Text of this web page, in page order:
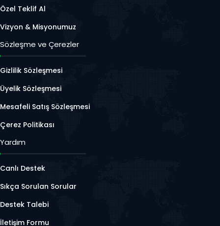
Özel Teklif Al
Vizyon & Misyonumuz
Sözleşme ve Çerezler
Gizlilik Sözleşmesi
Üyelik Sözleşmesi
Mesafeli Satış Sözleşmesi
Çerez Politikası
Yardım
Canlı Destek
Sıkça Sorulan Sorular
Destek Talebi
İletişim Formu